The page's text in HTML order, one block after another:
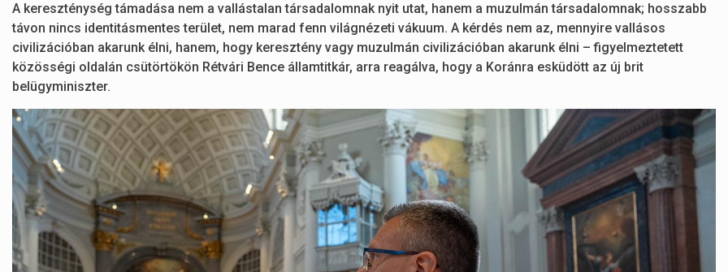
A kereszténység támadása nem a vallástalan társadalomnak nyit utat, hanem a muzulmán társadalomnak; hosszabb
távon nincs identitásmentes terület, nem marad fenn világnézeti vákuum. A kérdés nem az, mennyire vallásos
civilizációban akarunk élni, hanem, hogy keresztény vagy muzulmán civilizációban akarunk élni – figyelmeztetett
közösségi oldalán csütörtökön Rétvári Bence államtitkár, arra reagálva, hogy a Koránra esküdött az új brit
belügyminiszter.